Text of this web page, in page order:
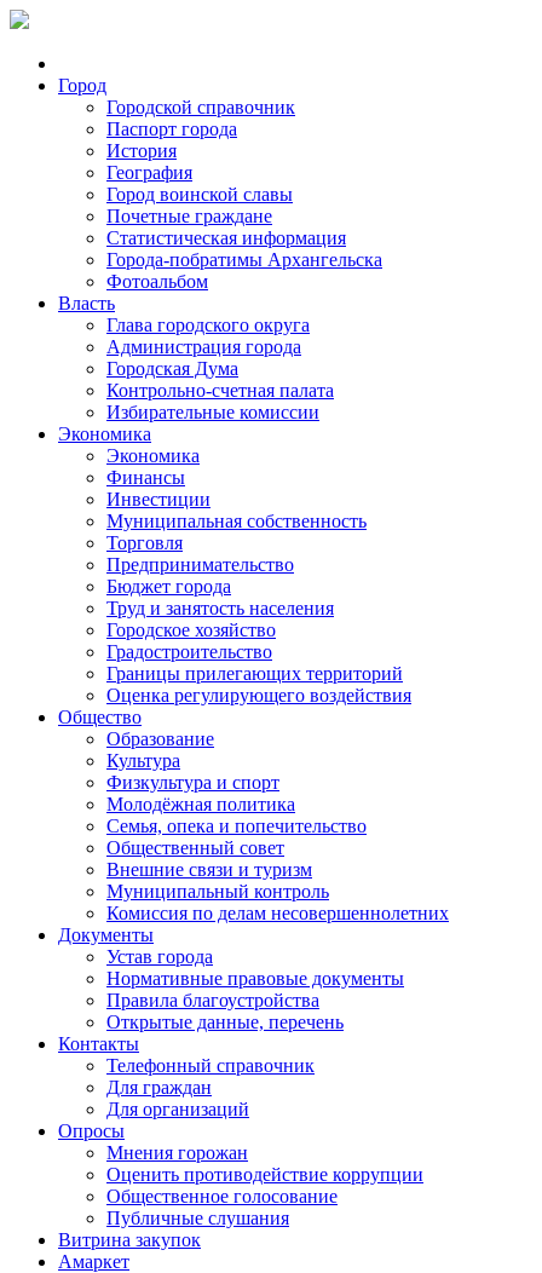
Город
Городской справочник
Паспорт города
История
География
Город воинской славы
Почетные граждане
Статистическая информация
Города-побратимы Архангельска
Фотоальбом
Власть
Глава городского округа
Администрация города
Городская Дума
Контрольно-счетная палата
Избирательные комиссии
Экономика
Экономика
Финансы
Инвестиции
Муниципальная собственность
Торговля
Предпринимательство
Бюджет города
Труд и занятость населения
Городское хозяйство
Градостроительство
Границы прилегающих территорий
Оценка регулирующего воздействия
Общество
Образование
Культура
Физкультура и спорт
Молодёжная политика
Семья, опека и попечительство
Общественный совет
Внешние связи и туризм
Муниципальный контроль
Комиссия по делам несовершеннолетних
Документы
Устав города
Нормативные правовые документы
Правила благоустройства
Открытые данные, перечень
Контакты
Телефонный справочник
Для граждан
Для организаций
Опросы
Мнения горожан
Оценить противодействие коррупции
Общественное голосование
Публичные слушания
Витрина закупок
Амаркет